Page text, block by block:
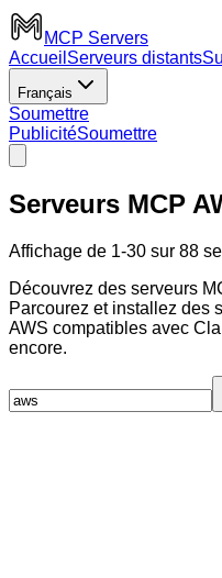
MCP Servers
Accueil Serveurs distants
Français
Soumettre
PublicitéSoumettre
Serveurs MCP
Affichage de 1-30 sur 88
Découvrez des serveurs
Parcourez et installez des
AWS compatibles avec
encore.